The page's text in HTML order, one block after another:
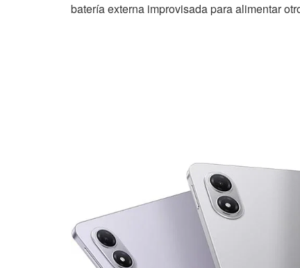
batería externa improvisada para alimentar